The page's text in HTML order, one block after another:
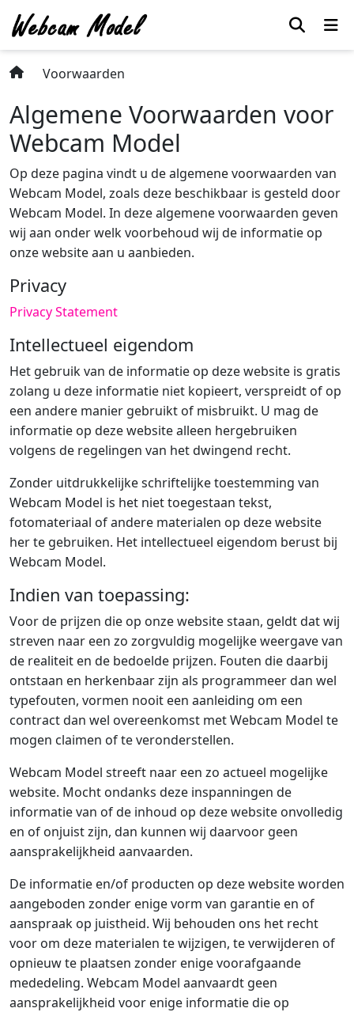
Voorwaarden
Algemene Voorwaarden voor
Webcam Model
Op deze pagina vindt u de algemene voorwaarden van
Webcam Model, zoals deze beschikbaar is gesteld door
Webcam Model. In deze algemene voorwaarden geven
wij aan onder welk voorbehoud wij de informatie op
onze website aan u aanbieden.
Privacy
Privacy Statement
Intellectueel eigendom
Het gebruik van de informatie op deze website is gratis
zolang u deze informatie niet kopieert, verspreidt of op
een andere manier gebruikt of misbruikt. U mag de
informatie op deze website alleen hergebruiken
volgens de regelingen van het dwingend recht.
Zonder uitdrukkelijke schriftelijke toestemming van
Webcam Model is het niet toegestaan tekst,
fotomateriaal of andere materialen op deze website
her te gebruiken. Het intellectueel eigendom berust bij
Webcam Model.
Indien van toepassing:
Voor de prijzen die op onze website staan, geldt dat wij
streven naar een zo zorgvuldig mogelijke weergave van
de realiteit en de bedoelde prijzen. Fouten die daarbij
ontstaan en herkenbaar zijn als programmeer dan wel
typefouten, vormen nooit een aanleiding om een
contract dan wel overeenkomst met Webcam Model te
mogen claimen of te veronderstellen.
Webcam Model streeft naar een zo actueel mogelijke
website. Mocht ondanks deze inspanningen de
informatie van of de inhoud op deze website onvolledig
en of onjuist zijn, dan kunnen wij daarvoor geen
aansprakelijkheid aanvaarden.
De informatie en/of producten op deze website worden
aangeboden zonder enige vorm van garantie en of
aanspraak op juistheid. Wij behouden ons het recht
voor om deze materialen te wijzigen, te verwijderen of
opnieuw te plaatsen zonder enige voorafgaande
mededeling. Webcam Model aanvaardt geen
aansprakelijkheid voor enige informatie die op